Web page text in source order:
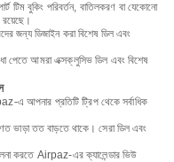
টিম বুকিং পরিবর্তন, বাতিলকরণ বা যেকোনো
জন্য ডিজাইন করা বিশেষ ডিল এবং
পেতে আমরা এক্সক্লুসিভ ডিল এবং বিশেষ
এ আপনার প্রতিটি ট্রিপ থেকে সর্বাধিক
ভাড়া তত বাড়তে থাকে। সেরা ডিল এবং
করতে Airpaz-এর ক্যালেন্ডার ভিউ